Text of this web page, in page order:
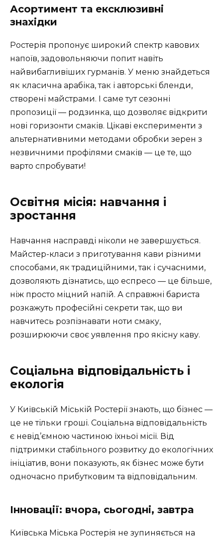
Асортимент та ексклюзивні
знахідки
Ростерія пропонує широкий спектр кавових
напоїв, задовольняючи попит навіть
найвибагливіших гурманів. У меню знайдеться
як класична арабіка, так і авторські бленди,
створені майстрами. І саме тут сезонні
пропозиції — родзинка, що дозволяє відкрити
нові горизонти смаків. Цікаві експерименти з
альтернативними методами обробки зерен з
незвичними профілями смаків — це те, що
варто спробувати!
Освітня місія: навчання і
зростання
Навчання насправді ніколи не завершується.
Майстер-класи з приготування кави різними
способами, як традиційними, так і сучасними,
дозволяють дізнатись, що еспресо — це більше,
ніж просто міцний напій. А справжні бариста
розкажуть професійні секрети так, що ви
навчитесь розпізнавати ноти смаку,
розширюючи своє уявлення про якісну каву.
Соціальна відповідальність і
екологія
У Київській Міській Ростерії знають, що бізнес —
це не тільки гроші. Соціальна відповідальність
є невід’ємною частиною їхньої місії. Від
підтримки стабільного розвитку до екологічних
ініціатив, вони показують, як бізнес може бути
одночасно прибутковим та відповідальним.
Інновації: вчора, сьогодні, завтра
Київська Міська Ростерія не зупиняється на